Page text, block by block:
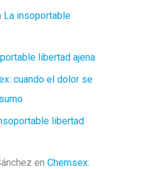
La insoportable
libertad ajena
cuando el dolor se
libertad
en Chemsex: